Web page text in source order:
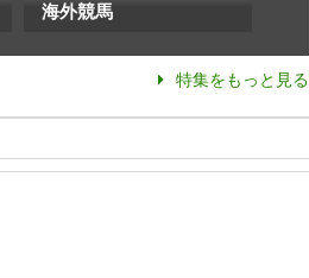
海外競馬
特集をもっと見る